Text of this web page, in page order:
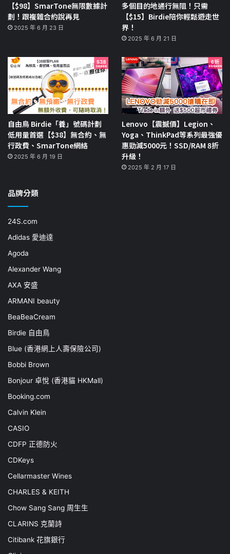
【$98】SmarTone無限數據計
劃！跟複雜合約說再見
2025 年 6 月 23 日
多個目的地通行無阻！只需
【$15】Birdie陪你輕鬆遊走世
界！
2025 年 6 月 21 日
自由鳥 Birdie「養」號碼計劃
低用量首選【$38】無合約、無
行政費、SmarTone網絡
2025 年 6 月 19 日
Lenovo【震撼價】Legion、
Yoga、ThinkPad等系列最強優
惠勁減5000元！SSD/RAM 8折
升級！
2025 年 2 月 17 日
品牌分類
24S.com
Adidas 愛迪達
Agoda
Alexander Wang
AXA 安盛
ARMANI beauty
BeaBeaCream
Birdie 自由鳥
Blue (香港網上人壽保險公司)
Bobbi Brown
Bonjour 卓悅 (香港貓 HKMall)
Booking.com
Calvin Klein
CASIO
CDFP 正德防火
CDKeys
Cellarmaster Wines
CHARLES & KEITH
Chow Sang Sang 周生生
CLARINS 克蘭詩
Citibank 花旗銀行